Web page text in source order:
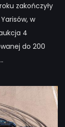
zakończyły
w
4
do 200